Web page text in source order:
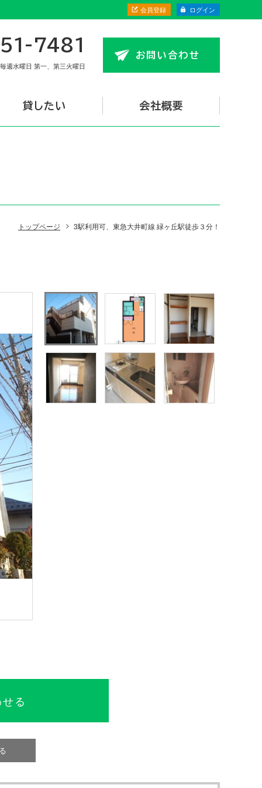
会員登録 ログイン
7481
毎週水曜日 第一、第三火曜日
お問い合わせ
貸したい 会社概要
トップページ 3駅利用可、東急大井町線 緑ヶ丘駅徒歩３分！
る